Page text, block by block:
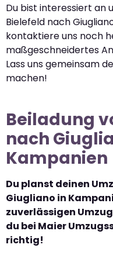
Du bist interessiert an
Bielefeld nach
kontaktiere uns noch
maßgeschneidertes
Lass uns gemeinsam
machen!
Beiladung
nach
Kampanien
Du planst deinen
Giugliano in
zuverlässigen
du bei Maier
richtig!